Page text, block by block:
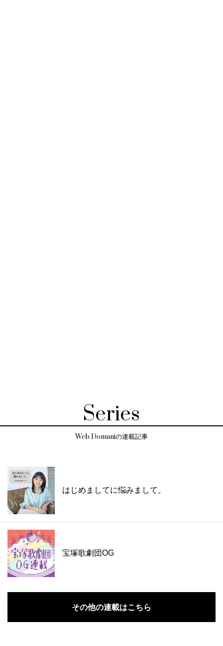
Series
Web Domaniの連載記事
はじめましてに悩みまして。
宝塚歌劇団OG
その他の連載はこちら